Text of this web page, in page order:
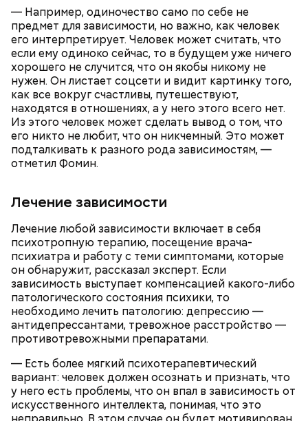
— Например, одиночество само по себе не
предмет для зависимости, но важно, как человек
его интерпретирует. Человек может считать, что
если ему одиноко сейчас, то в будущем уже ничего
хорошего не случится, что он якобы никому не
нужен. Он листает соцсети и видит картинку того,
как все вокруг счастливы, путешествуют,
находятся в отношениях, а у него этого всего нет.
Из этого человек может сделать вывод о том, что
его никто не любит, что он никчемный. Это может
подталкивать к разного рода зависимостям, —
отметил Фомин.
Лечение зависимости
Лечение любой зависимости включает в себя
психотропную терапию, посещение врача-
психиатра и работу с теми симптомами, которые
он обнаружит, рассказал эксперт. Если
зависимость выступает компенсацией какого-либо
патологического состояния психики, то
необходимо лечить патологию: депрессию —
антидепрессантами, тревожное расстройство —
противотревожными препаратами.
— Есть более мягкий психотерапевтический
вариант: человек должен осознать и признать, что
у него есть проблемы, что он впал в зависимость от
искусственного интеллекта, понимая, что это
кабачок;
брынза;
беременным, кормящим женщинам;
людям с ослабленной иммунной системой;
пожилым;
детям.
— Там может содержаться огромное количество
нитратов, которое вызовет головокружение,
гипоксию и ухудшение физического состояния, —
предостерегла Соломатина.